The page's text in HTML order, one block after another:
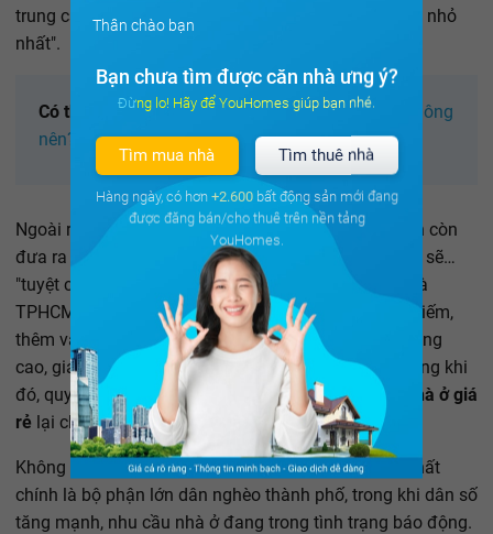
trung cấp; còn phân khúc căn hộ cao cấp chiếm tỷ lệ nhỏ
nhất".
Có thể bạn quan tâm:Mua nhà giá rẻ: Nên hay không
nên?
Ngoài ra, nhiều lãnh đạo doanh nghiệp bất động sản còn
đưa ra nhận xét rằng, trong thời gian tới
nhà ở giá rẻ
sẽ…
"tuyệt chủng" tại một số thành phố lớn như Hà Nội và
TPHCM. Lý do vì quỹ đất hiện nay ngày càng khan hiếm,
thêm vào đó mức giá đất của Thành phố lại đang tăng
cao, giá vật liệu xây dựng, nhân công cũng tăng. Trong khi
đó, quy định và những hình thức hỗ trợ cho dự án
nhà ở giá
rẻ lại chưa đồng nhất và rõ ràng.
Không xuất hiện dự ánnhà giá rẻ, người thiệt thòi nhất
chính là bộ phận lớn dân nghèo thành phố, trong khi dân số
tăng mạnh, nhu cầu nhà ở đang trong tình trạng báo động.
Thân chào bạn
Bạn chưa tìm được căn nhà ưng ý?
Đừng lo! Hãy để YouHomes giúp bạn nhé.
Tìm mua nhà Tìm thuê nhà
Hàng ngày, có hơn +2.600bất động sản mới đang
được đăng bán/cho thuê trên nền tảng
YouHomes.